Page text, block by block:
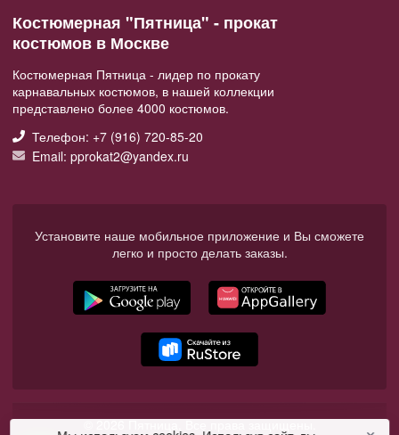
Костюмерная "Пятница" - прокат
костюмов в Москве
Костюмерная Пятница - лидер по прокату
карнавальных костюмов, в нашей коллекции
представлено более 4000 костюмов.
Телефон: +7 (916) 720-85-20
Email: pprokat2@yandex.ru
Установите наше мобильное приложение и Вы сможете
легко и просто делать заказы.
© 2026 Пятница. Все права защищены.